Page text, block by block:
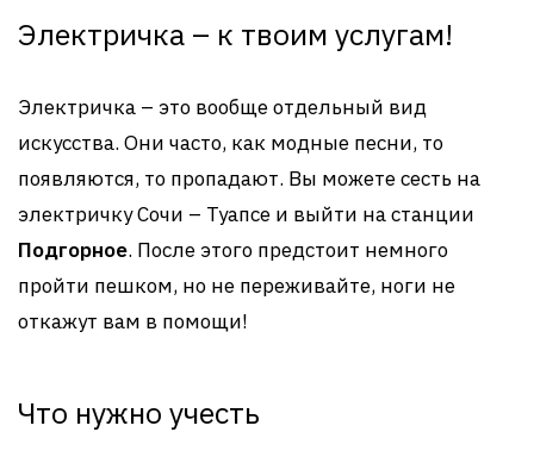
Электричка – к твоим услугам!
Электричка – это вообще отдельный вид
искусства. Они часто, как модные песни, то
появляются, то пропадают. Вы можете сесть на
электричку Сочи – Туапсе и выйти на станции
Подгорное. После этого предстоит немного
пройти пешком, но не переживайте, ноги не
откажут вам в помощи!
Что нужно учесть